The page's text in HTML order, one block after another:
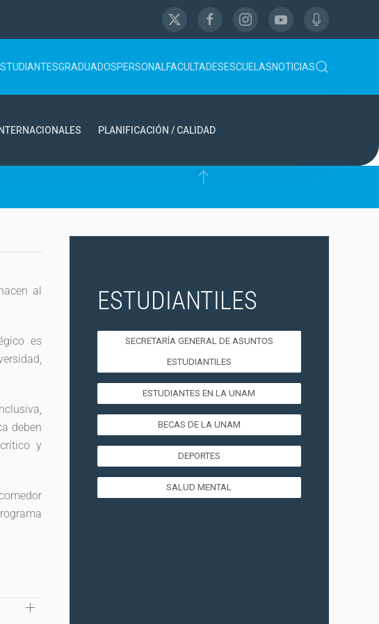
GRADUADOSPERSONAL FACULTADESESCUELASNOTICIAS
INTERNACIONALES PLANIFICACIÓN / CALIDAD
al
es
deben
y
ESTUDIANTILES
SECRETARÍA GENERAL DE ASUNTOS
ESTUDIANTILES
ESTUDIANTES EN LA UNAM
BECAS DE LA UNAM
DEPORTES
SALUD MENTAL